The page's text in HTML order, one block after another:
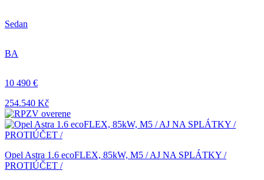
Sedan
BA
10 490 €
254.540 Kč
Opel Astra 1.6 ecoFLEX, 85kW, M5 / AJ NA SPLÁTKY /
PROTIÚČET /